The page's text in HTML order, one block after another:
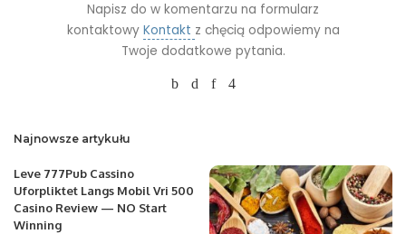
Napisz do w komentarzu na formularz
kontaktowy Kontakt z chęcią odpowiemy na
Twoje dodatkowe pytania.
Najnowsze artykułu
Leve 777Pub Cassino
Uforpliktet Langs Mobil Vri 500
Casino Review — NO Start
Winning